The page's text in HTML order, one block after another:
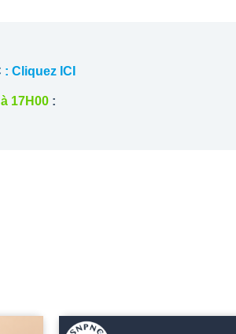
: Cliquez ICI
17H00 :